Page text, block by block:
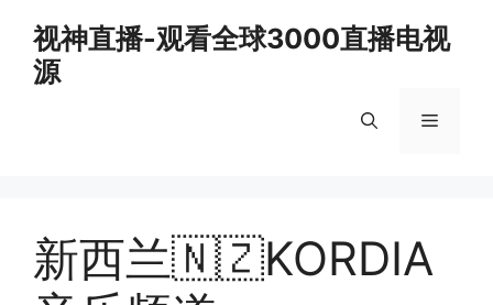
content
视神直播-观看全球3000直播电视
源
Menu
新西兰🇳🇿KORDIA